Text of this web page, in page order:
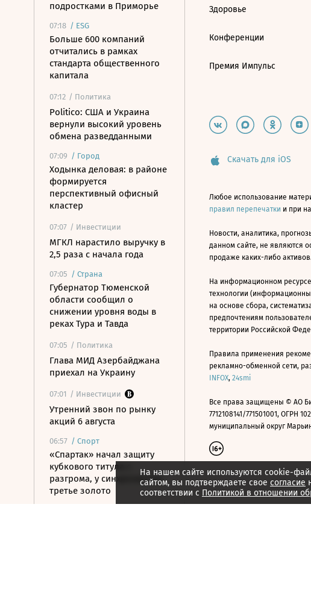
подростками в Приморье
07:18 / ESG
Больше 600 компаний
отчитались в рамках
стандарта общественного
капитала
07:12 / Политика
Politico: США и Украина
вернули высокий уровень
обмена разведданными
07:09 / Город
Ходынка деловая: в районе
формируется
перспективный офисный
кластер
07:07 / Инвестиции
МГКЛ нарастило выручку в
2,5 раза с начала года
07:05 / Страна
Губернатор Тюменской
области сообщил о
снижении уровня воды в
реках Тура и Тавда
07:05 / Политика
Глава МИД Азербайджана
приехал на Украину
07:01 / Инвестиции
Утренний звон по рынку
акций 6 августа
06:57 / Спорт
«Спартак» начал защиту
кубкового титула с
разгрома, у синхронистов
третье золото
На нашем сайте используются cookie-
сайтом, вы подтверждаете свое согласие
соответствии с Политикой в отношении
Здоровье
Конференции
Премия Импульс
Скачать для iOS
Любое использование
правил перепечатки и при
Новости, аналитика,
данном сайте, не являются
продаже каких-либо
На информационном
технологии
на основе сбора,
предпочтениям
территории Российской
Правила применения
рекламно-обменной сети,
INFOX, 24smi
Все права защищены © АО
7712108141/771501001, ОГРН
муниципальный округ